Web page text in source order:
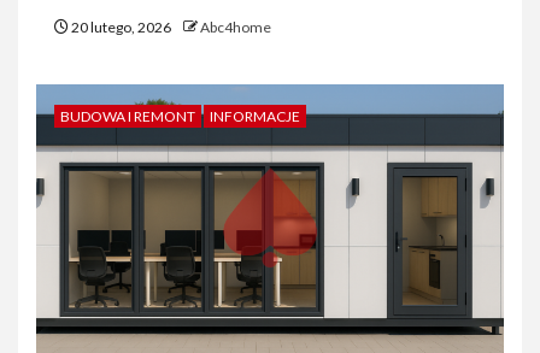
20 lutego, 2026 Abc4home
BUDOWA I REMONT INFORMACJE